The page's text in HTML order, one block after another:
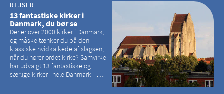
REJSER
13 fantastiske kirker i
Danmark, du bør se
Der er over 2000 kirker i Danmark,
og måske tænker du på den
klassiske hvidkalkede af slagsen,
når du hører ordet kirke? Samvirke
har udvalgt 13 fantastiske og
særlige kirker i hele Danmark - og